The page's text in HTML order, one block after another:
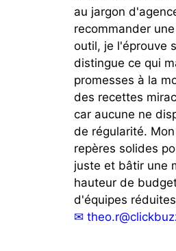
au jargon
recommander
outil, je l'éprouve
distingue ce qui
promesses à la
des recettes
car aucune ne
de régularité.
repères solides
juste et bâtir une
hauteur de
d'équipes
✉